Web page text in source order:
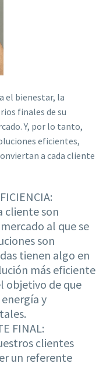
el bienestar, la
finales de su
Y, por lo tanto,
eficientes,
a cada cliente
cliente son
al que se
son
tienen algo en
más eficiente
objetivo de que
y
FINAL:
clientes
un referente